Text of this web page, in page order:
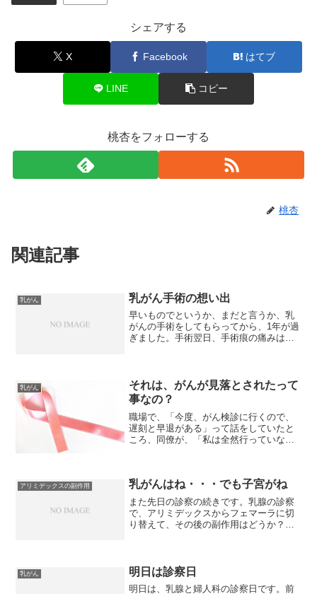
シェアする
X Facebook はてブ
LINE コピー
桃杏をフォローする
桃杏
関連記事
乳がん 乳がん手術の想い出
早いものでというか、まだと言うか、乳
がんの手術をしてもらってから、1年が過
ぎました。手術翌日、手術痕の痛みはな
たのですが、手術後、何...
乳がん
それは、がんが見落とされたって
事なの？
職場で、「今度、がん検診に行くので、
遅刻と早退がある」って話をしていたと
ころ、同僚が、「私は全然行っていない
たら行ってみたらと話しま...
アリミデックスの副作用 乳がんはね・・・でも子宮がね
また先日の診察の続きです。乳腺の診察
で、アリミデックスからフェマーラに切
り替えて、その後の副作用はどうか？と
は初めて聞いたな・・・。...
乳がん 明日は診察日
明日は、乳腺と婦人科の診察日です。前